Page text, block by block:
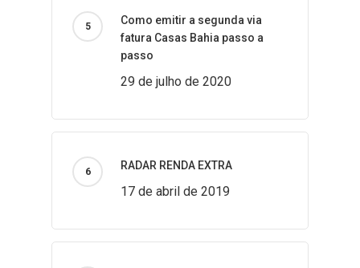
Como emitir a segunda via
fatura Casas Bahia passo a
passo
29 de julho de 2020
RADAR RENDA EXTRA
17 de abril de 2019